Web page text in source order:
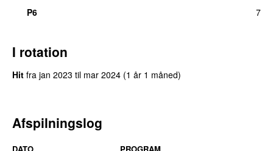
P6
7
I rotation
Hit fra jan 2023 til mar 2024 (1 år 1 måned)
Afspilningslog